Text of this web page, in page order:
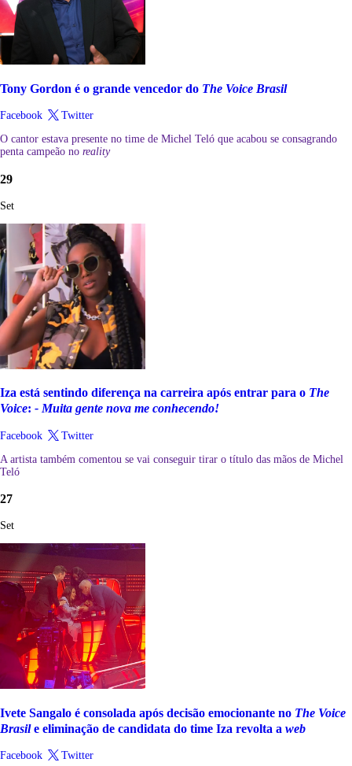
Tony Gordon é o grande vencedor do The Voice Brasil
Facebook
Twitter
O cantor estava presente no time de Michel Teló que acabou se consagrando
penta campeão no reality
29
Set
Iza está sentindo diferença na carreira após entrar para o The
Voice: - Muita gente nova me conhecendo!
Facebook
Twitter
A artista também comentou se vai conseguir tirar o título das mãos de Michel
Teló
27
Set
Ivete Sangalo é consolada após decisão emocionante no The Voice
Brasile eliminação de candidata do time Iza revolta a web
Facebook Twitter